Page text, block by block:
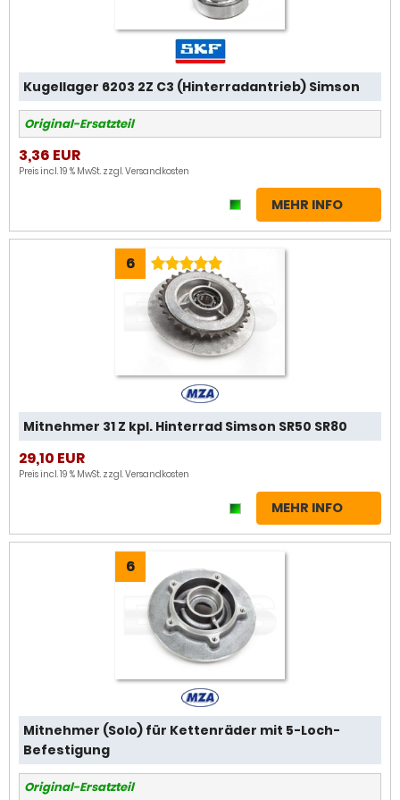
Kugellager 6203 2Z C3 (Hinterradantrieb) Simson
Original-Ersatzteil
3,36 EUR
Preis incl. 19 % MwSt. zzgl.Versandkosten
MEHR INFO
6
Mitnehmer 31 Z kpl. Hinterrad Simson SR50 SR80
29,10 EUR
Preis incl. 19 % MwSt. zzgl.Versandkosten
MEHR INFO
6
Mitnehmer (Solo) für Kettenräder mit 5-Loch-
Befestigung
Original-Ersatzteil